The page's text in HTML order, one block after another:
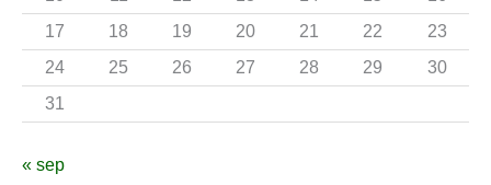
:
17
18 19 20 21 22
23
24
25 26 27 28 29
30
31
« sep